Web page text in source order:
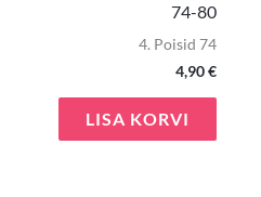
74-80
4. Poisid 74
4,90€
LISA KORVI